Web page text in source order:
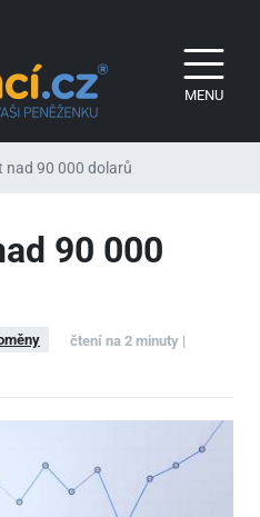
MENU
nad 90 000 dolarů
90 000
čtení na 2 minuty |